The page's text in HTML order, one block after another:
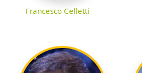
Francesco Celletti